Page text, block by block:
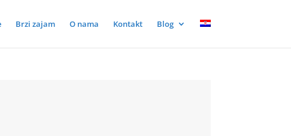
Brzi zajam O nama Kontakt Blog